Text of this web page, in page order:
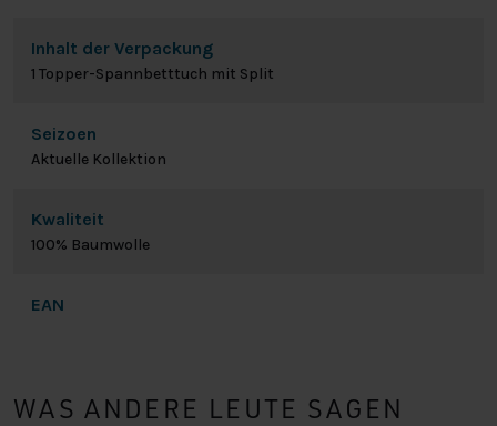
Inhalt der Verpackung
1 Topper-Spannbetttuch mit Split
Seizoen
Aktuelle Kollektion
Kwaliteit
100% Baumwolle
EAN
WAS ANDERE LEUTE SAGEN